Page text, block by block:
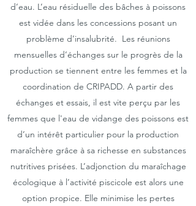
d’eau. L’eau résiduelle des bâches à poissons
est vidée dans les concessions posant un
problème d’insalubrité. Les réunions
mensuelles d’échanges sur le progrès de la
production se tiennent entre les femmes et la
coordination de CRIPADD. A partir des
échanges et essais, il est vite perçu par les
femmes que l'eau de vidange des poissons est
d’un intérêt particulier pour la production
maraîchère grâce à sa richesse en substances
nutritives prisées. L’adjonction du maraîchage
écologique à l’activité piscicole est alors une
option propice. Elle minimise les pertes